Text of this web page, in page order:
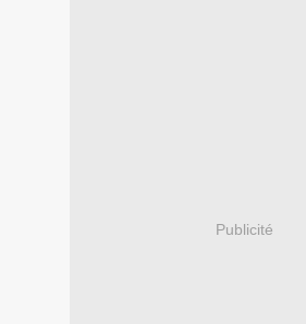
Publicité